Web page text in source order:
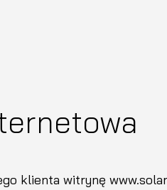
klienta witrynę